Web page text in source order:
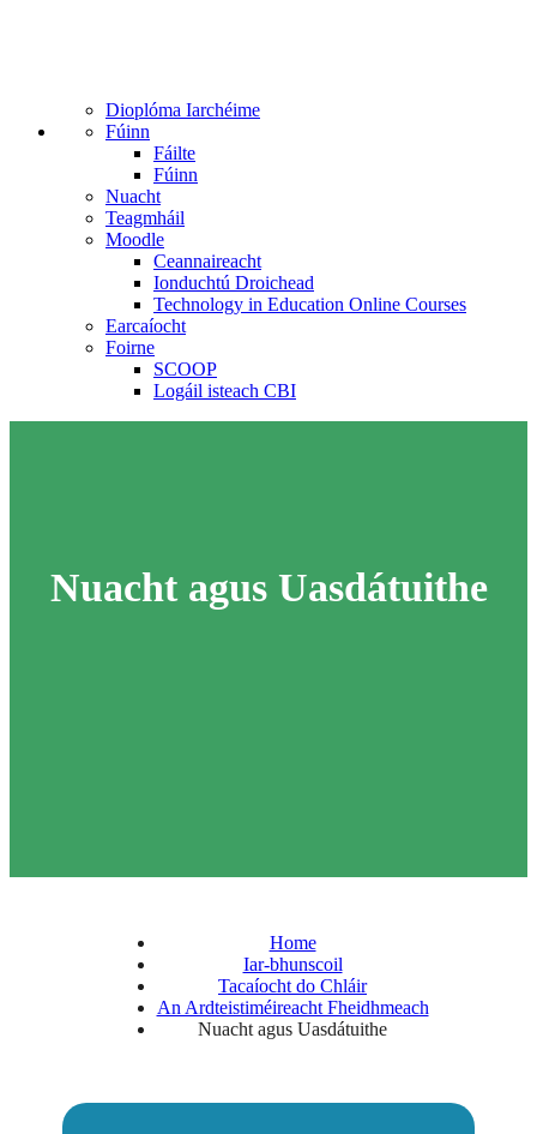
Dioplóma Iarchéime
Fúinn
Fáilte
Fúinn
Nuacht
Teagmháil
Moodle
Ceannaireacht
Ionduchtú Droichead
Technology in Education Online Courses
Earcaíocht
Foirne
SCOOP
Logáil isteach CBI
Nuacht agus Uasdátuithe
Home
Iar-bhunscoil
Tacaíocht do Chláir
An Ardteistiméireacht Fheidhmeach
Nuacht agus Uasdátuithe